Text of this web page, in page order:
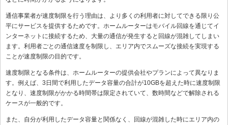
通信事業者が速度制限を行う理由は、より多くの利用者に対してできる限り公
平にサービスを提供するためです。ホームルーターはモバイル回線を通じてイ
ンターネットに接続するため、大量の通信が発生すると回線が混雑してしまい
ます。利用者ごとの通信速度を制限し、エリア内でスムーズな接続を実現する
ことが速度制限の目的です。
速度制限となる条件は、ホームルーターの提供会社やプランによって異なりま
す。例えば、3日間で利用したデータ容量の合計が10GBを超えた時に速度制限
となり、速度制限がかかる時間帯は限定されていて、数時間などで解除される
ケースが一般的です。
また、自分が利用したデータ容量と関係なく、回線が混雑した時にエリア内の